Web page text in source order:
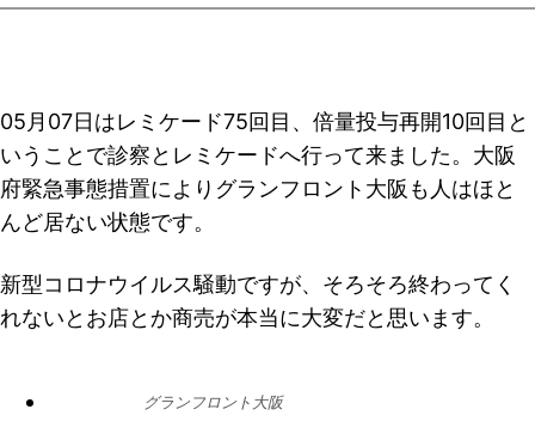
05月07日はレミケード75回目、倍量投与再開10回目と
いうことで診察とレミケードへ行って来ました。大阪
府緊急事態措置によりグランフロント大阪も人はほと
んど居ない状態です。
新型コロナウイルス騒動ですが、そろそろ終わってく
れないとお店とか商売が本当に大変だと思います。
グランフロント大阪